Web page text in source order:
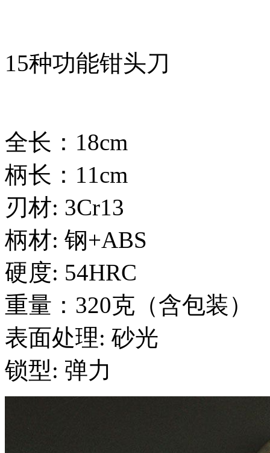
15种功能钳头刀
全长：18cm
柄长：11cm
刃材: 3Cr13
柄材: 钢+ABS
硬度: 54HRC
重量：320克（含包装）
表面处理: 砂光
锁型: 弹力